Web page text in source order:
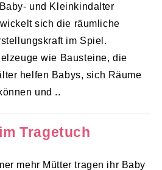
und Kleinkindalter
sich die räumliche
im Spiel.
wie Bausteine, die
helfen Babys, sich Räume
und ..
Tragetuch
mehr Mütter tragen ihr Baby